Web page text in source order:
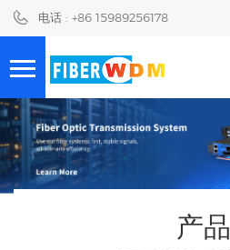
电话 : +86 15989256178
产品